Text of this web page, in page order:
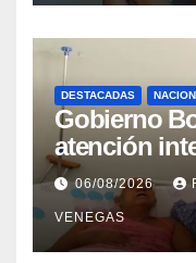
DESTACADAS
Gobierno
atención
con06/08/2026
VENEGAS